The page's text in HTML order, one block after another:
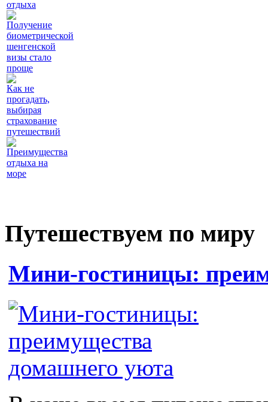
отдыха
Получение
биометрической
шенгенской
визы стало
проще
Как не
прогадать,
выбирая
страхование
путешествий
Преимущества
отдыха на
море
Путешествуем по миру
Мини-гостиницы: